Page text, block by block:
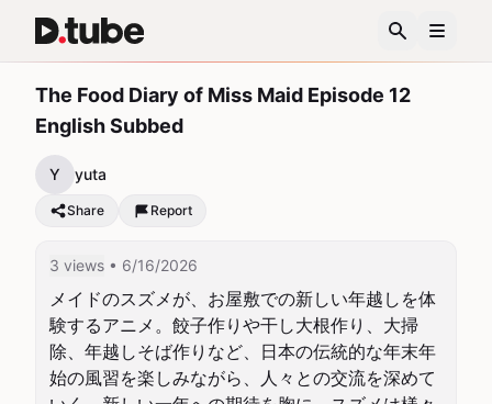
The Food Diary of Miss Maid Episode 12
English Subbed
Y yuta
Share Report
3 views • 6/16/2026
メイドのスズメが、お屋敷での新しい年越しを体
験するアニメ。餃子作りや干し大根作り、大掃
除、年越しそば作りなど、日本の伝統的な年末年
始の風習を楽しみながら、人々との交流を深めて